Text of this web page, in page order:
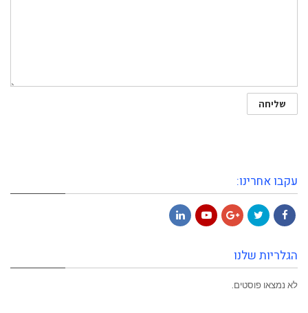
עקבו אחרינו:
הגלריות שלנו
לא נמצאו פוסטים.